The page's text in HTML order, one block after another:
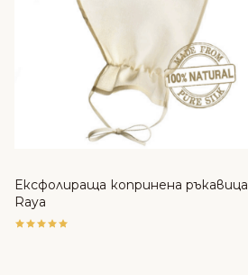
Ексфолираща копринена ръкавица
Raya